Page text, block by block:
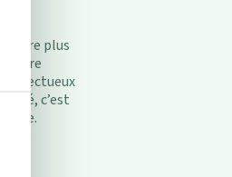
notre plus
c’est